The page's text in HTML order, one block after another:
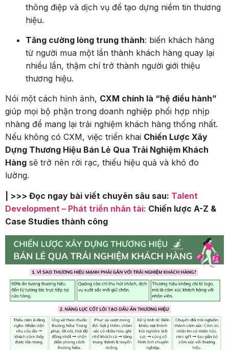
thông điệp và dịch vụ để tạo dựng niềm tin thương
hiệu.
Tăng cường lòng trung thành: biến khách hàng
từ người mua một lần thành khách hàng quay lại
nhiều lần, thậm chí trở thành người giới thiệu
thương hiệu.
Nói một cách hình ảnh, CXM chính là “hệ điều hành”
giúp mọi bộ phận trong doanh nghiệp phối hợp nhịp
nhàng để mang lại trải nghiệm khách hàng thống nhất.
Nếu không có CXM, việc triển khai Chiến Lược Xây
Dựng Thương Hiệu Bán Lẻ Qua Trải Nghiệm Khách
Hàng sẽ trở nên rời rạc, thiếu hiệu quả và khó đo
lường.
| >>> Đọc ngay bài viết chuyên sâu sau: Talent
Development – Phát triển nhân tài: Chiến lược A-Z &
Case Studies thành công